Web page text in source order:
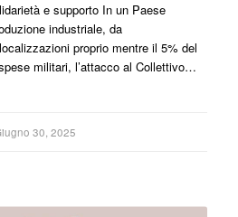
e supporto In un Paese
industriale, da
proprio mentre il 5% del
militari, l’attacco al Collettivo…
30, 2025